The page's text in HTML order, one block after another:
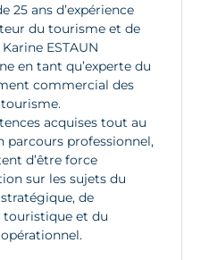
25 ans d’expérience
du tourisme et de
ESTAUN
en tant qu’experte du
commercial des
acquises tout au
parcours professionnel,
d’être force
sur les sujets du
de
touristique et du